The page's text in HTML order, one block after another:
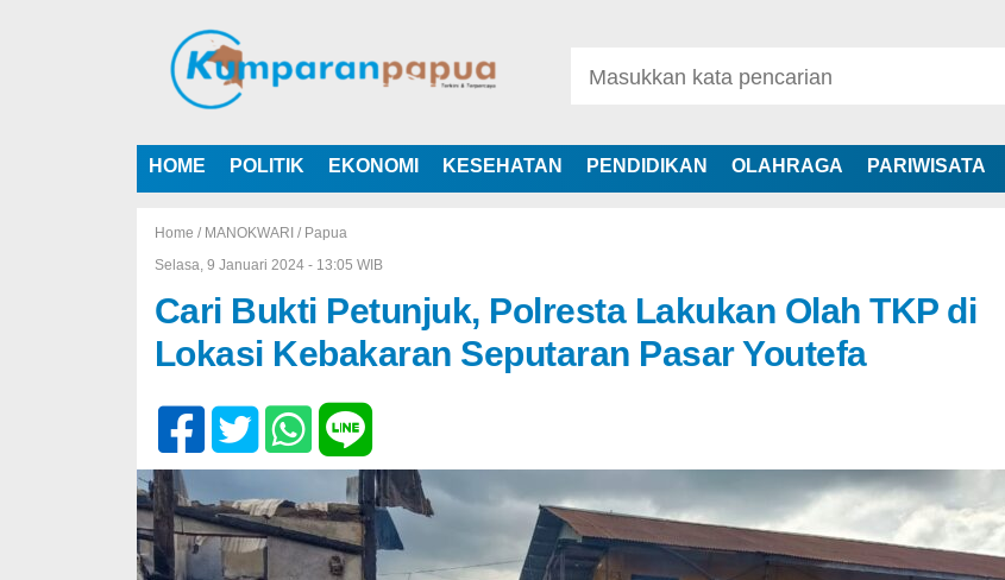
HOME POLITIK EKONOMI KESEHATAN PENDIDIKAN OLAHRAGA PARIWISATA
Home / MANOKWARI / Papua
Selasa, 9 Januari 2024 - 13:05 WIB
Cari Bukti Petunjuk, Polresta Lakukan Olah TKP di
Lokasi Kebakaran Seputaran Pasar Youtefa